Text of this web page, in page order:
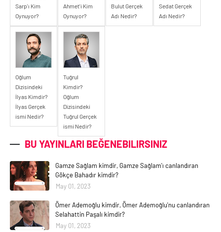
Sarp'ı Kim
Oynuyor?
Ahmet'i Kim
Oynuyor?
Bulut Gerçek
Adı Nedir?
Sedat Gerçek
Adı Nedir?
Oğlum
Dizisindeki
İlyas Kimdir?
İlyas Gerçek
ismi Nedir?
Tuğrul
Kimdir?
Oğlum
Dizisindeki
Tuğrul Gerçek
ismi Nedir?
BU YAYINLARI BEĞENEBILIRSINIZ
Gamze Sağlam kimdir, Gamze Sağlam'ı canlandıran
Gökçe Bahadır kimdir?
May 01, 2023
Ömer Ademoğlu kimdir, Ömer Ademoğlu'nu canlandıran
Selahattin Paşalı kimdir?
May 01, 2023